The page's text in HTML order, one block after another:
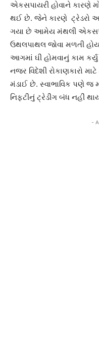
એકસપાયરી હોવાને કારણે
થઈ છે. જેને કારણે ટ્રેડરો
ગયા છે આમેય મંથલી
ઉથલપાથલ જોવા મળતી
આગમાં ઘી હોમવાનું કામ
નજર વિદેશી રોકાણકારો
મંડાઈ છે. સ્વાભાવિક પણે જ
નિફટીનું ટ્રેડીંગ બંધ નહીં
-